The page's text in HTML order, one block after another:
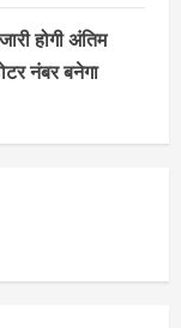
होगी अंतिम
नंबर बनेगा